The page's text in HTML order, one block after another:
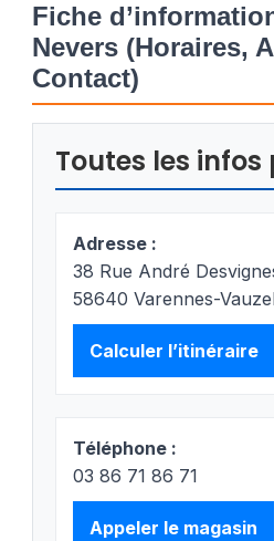
Fiche
Nevers (Horaires,
Contact)
Toutes les
Adresse :
38 Rue André
58640 Varennes-
Calculer l’itinéraire
Téléphone :
03 86 71 86 71
Appeler le magasin